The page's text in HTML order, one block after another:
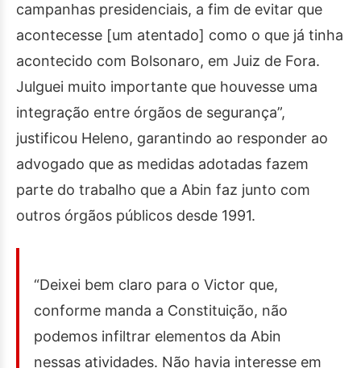
campanhas presidenciais, a fim de evitar que
acontecesse [um atentado] como o que já tinha
acontecido com Bolsonaro, em Juiz de Fora.
Julguei muito importante que houvesse uma
integração entre órgãos de segurança”,
justificou Heleno, garantindo ao responder ao
advogado que as medidas adotadas fazem
parte do trabalho que a Abin faz junto com
outros órgãos públicos desde 1991.
“Deixei bem claro para o Victor que,
conforme manda a Constituição, não
podemos infiltrar elementos da Abin
nessas atividades. Não havia interesse em